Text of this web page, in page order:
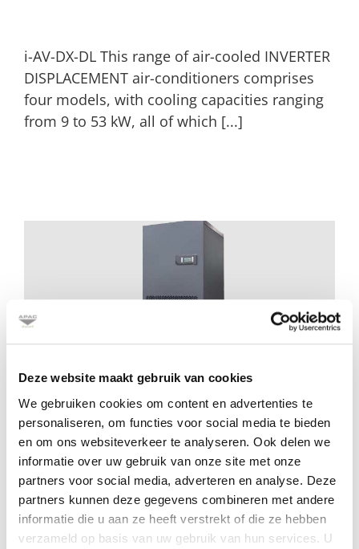
Deze website maakt gebruik van cookies
We gebruiken cookies om content en advertenties te
personaliseren, om functies voor social media te bieden
en om ons websiteverkeer te analyseren. Ook delen we
informatie over uw gebruik van onze site met onze
partners voor social media, adverteren en analyse. Deze
partners kunnen deze gegevens combineren met andere
informatie die u aan ze heeft verstrekt of die ze hebben
verzameld op basis van uw gebruik van hun services. U
i-AV-DX-DL This range of air-cooled INVERTER
DISPLACEMENT air-conditioners comprises
four models, with cooling capacities ranging
from 9 to 53 kW, all of which [...]
T-AV-DX-DL
T-AV-DX-DL This range of air-cooled
DISPLACEMENT air-conditioners comprises